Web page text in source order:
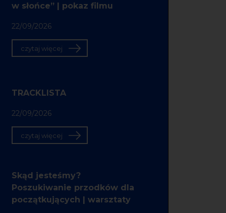
w słońce” | pokaz filmu
22/09/2026
czytaj więcej
TRACKLISTA
22/09/2026
czytaj więcej
Skąd jesteśmy?
Poszukiwanie przodków dla
początkujących | warsztaty